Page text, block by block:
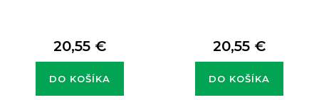
20,55 €
DO KOŠÍKA
20,55 €
DO KOŠÍKA